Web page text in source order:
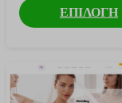
ΕΠΙΛΟΓΗ